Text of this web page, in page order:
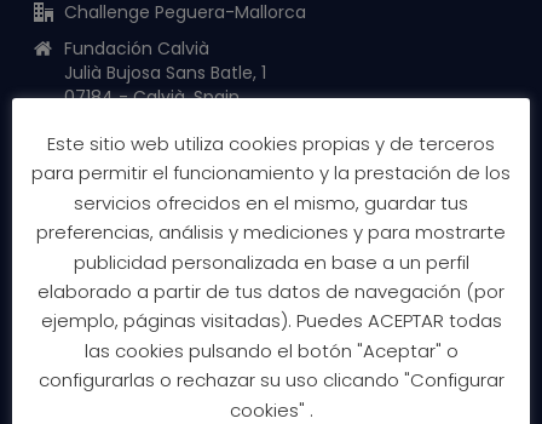
Challenge Peguera-Mallorca
Fundación Calvià
Julià Bujosa Sans Batle, 1
07184 - Calvià. Spain
eventsice@calvia.com
www.challenge-mallorca.com
INFORMACIÓN DE LA CARRERA
INSCRIPCIONES
Razones para correr
Este sitio web utiliza cookies propias y de terceros
para permitir el funcionamiento y la prestación de los
servicios ofrecidos en el mismo, guardar tus
preferencias, análisis y mediciones y para mostrarte
publicidad personalizada en base a un perfil
elaborado a partir de tus datos de navegación (por
ejemplo, páginas visitadas). Puedes ACEPTAR todas
las cookies pulsando el botón "Aceptar" o
configurarlas o rechazar su uso clicando "Configurar
cookies" .